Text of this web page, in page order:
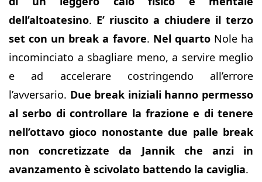
dell’altoatesino. E’ riuscito a chiudere il terzo
set con un break a favore. Nel quartoNole ha
incominciato a sbagliare meno, a servire meglio
e ad accelerare costringendo all’errore
l’avversario. Due break iniziali hanno permesso
al serbo di controllare la frazione e di tenere
nell’ottavo gioco nonostante due palle break
non concretizzate da Jannik che anzi in
avanzamento è scivolato battendo la caviglia.